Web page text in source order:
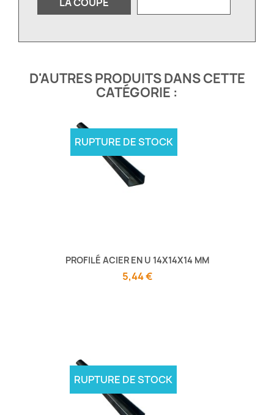
D'AUTRES PRODUITS DANS CETTE
CATÉGORIE :
PROFILÉ ACIER EN U 14X14X14 MM
5,44 €
RUPTURE DE STOCK
RUPTURE DE STOCK